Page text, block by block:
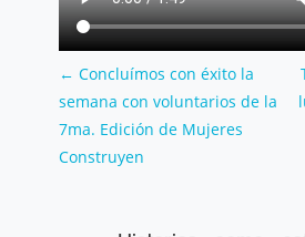
← Concluímos con éxito la
semana con voluntarios de la
7ma. Edición de Mujeres
Construyen